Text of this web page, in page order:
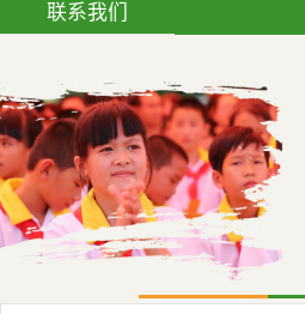
联系我们